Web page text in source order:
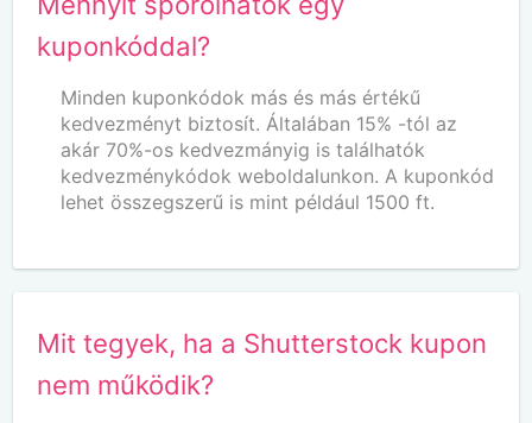
kuponkóddal?
Minden kuponkódok más és más értékű
kedvezményt biztosít. Általában 15% -tól az
akár 70%-os kedvezmányig is találhatók
kedvezménykódok weboldalunkon. A kuponkód
lehet összegszerű is mint például 1500 ft.
Mit tegyek, ha a Shutterstock kupon
nem működik?